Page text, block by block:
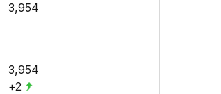
3,954
3,954
+2